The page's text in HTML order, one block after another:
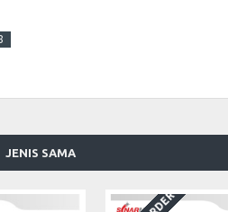
JENIS SAMA